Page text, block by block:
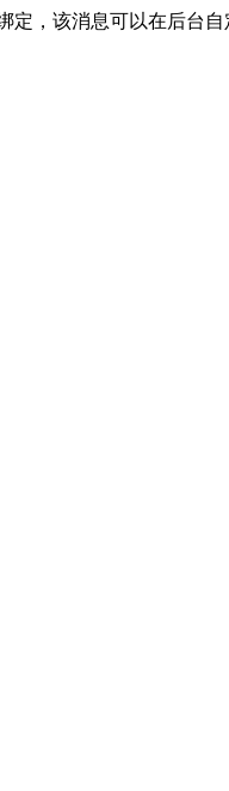
定，该消息可以在后台自